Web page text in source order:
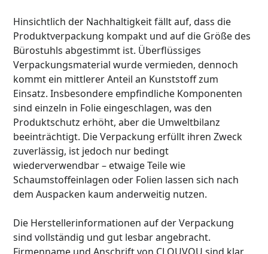
Hinsichtlich der Nachhaltigkeit fällt auf, dass die
Produktverpackung kompakt und auf die Größe des
Bürostuhls abgestimmt ist. Überflüssiges
Verpackungsmaterial wurde vermieden, dennoch
kommt ein mittlerer Anteil an Kunststoff zum
Einsatz. Insbesondere empfindliche Komponenten
sind einzeln in Folie eingeschlagen, was den
Produktschutz erhöht, aber die Umweltbilanz
beeinträchtigt. Die Verpackung erfüllt ihren Zweck
zuverlässig, ist jedoch nur bedingt
wiederverwendbar – etwaige Teile wie
Schaumstoffeinlagen oder Folien lassen sich nach
dem Auspacken kaum anderweitig nutzen.
Die Herstellerinformationen auf der Verpackung
sind vollständig und gut lesbar angebracht.